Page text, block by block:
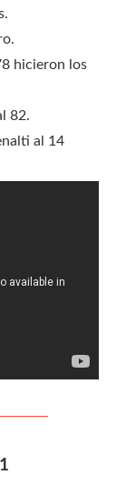
hicieron los
82.
al 14